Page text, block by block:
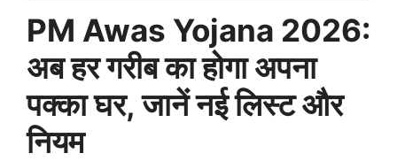
PM Awas Yojana 2026:
अब हर गरीब का होगा अपना
पक्का घर, जानें नई लिस्ट और
नियम